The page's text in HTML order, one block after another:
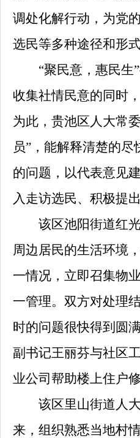
调处化解行动，为党
选民等多种途径和形
“聚民意，惠民生”
收集社情民意的同时
为此，贵池区人大常
员”，能解释清楚的
的问题，以代表意见
入走访选民、积极提
该区池阳街道红光
周边居民的生活环境
一情况，立即召集物
一管理。双方对处理
时的问题很快得到圆满
副书记王丽芬与社区
业公司帮助楼上住户
该区里山街道人大
来，组织熟悉当地村